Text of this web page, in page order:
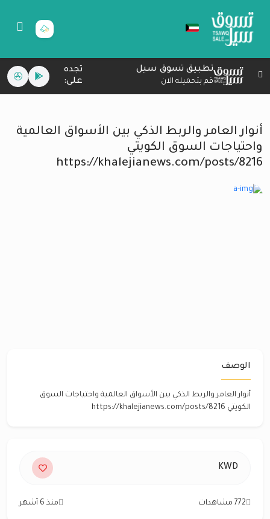
تطبيق تسوق سيل
قم بتحميله الان
تجده
على:
أنوار العامر والربط الذكي بين الأسواق العالمية
واحتياجات السوق الكويتي
https://khalejianews.com/posts/8216
الوصف
أنوار العامر والربط الذكي بين الأسواق العالمية واحتياجات السوق
الكويتي https://khalejianews.com/posts/8216
KWD
772 مشاهدات منذ 6 أشهر